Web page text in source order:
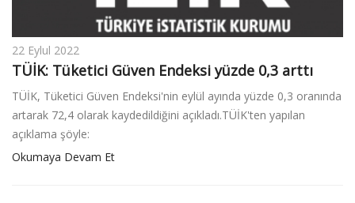
22 Eylul 2022
TÜİK: Tüketici Güven Endeksi yüzde 0,3 arttı
TÜİK, Tüketici Güven Endeksi'nin eylül ayında yüzde 0,3 oranında
artarak 72,4 olarak kaydedildiğini açıkladı.TÜİK'ten yapılan
açıklama şöyle:
Okumaya Devam Et